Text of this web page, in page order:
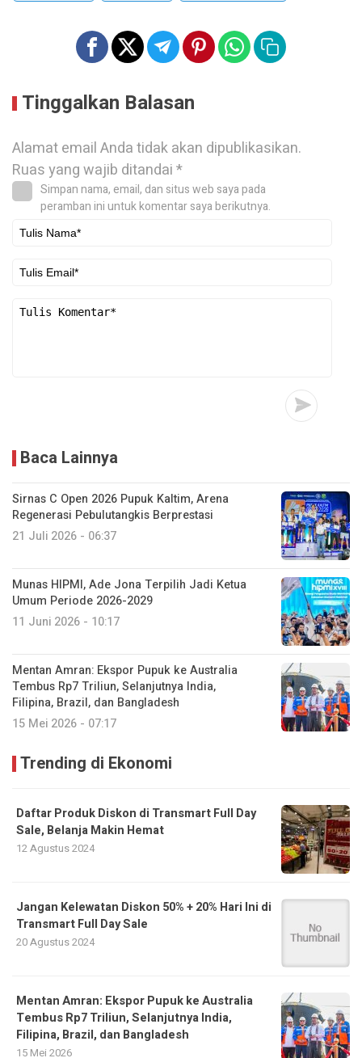
Tinggalkan Balasan
Alamat email Anda tidak akan dipublikasikan.
Ruas yang wajib ditandai*
Simpan nama, email, dan situs web saya pada
peramban ini untuk komentar saya berikutnya.
Baca Lainnya
Sirnas C Open 2026 Pupuk Kaltim, Arena
Regenerasi Pebulutangkis Berprestasi
21 Juli 2026 - 06:37
Munas HIPMI, Ade Jona Terpilih Jadi Ketua
Umum Periode 2026-2029
11 Juni 2026 - 10:17
Mentan Amran: Ekspor Pupuk ke Australia
Tembus Rp7 Triliun, Selanjutnya India,
Filipina, Brazil, dan Bangladesh
15 Mei 2026 - 07:17
Trending di Ekonomi
Daftar Produk Diskon di Transmart Full Day
Sale, Belanja Makin Hemat
12 Agustus 2024
Jangan Kelewatan Diskon 50% + 20% Hari Ini di
Transmart Full Day Sale
20 Agustus 2024
Mentan Amran: Ekspor Pupuk ke Australia
Tembus Rp7 Triliun, Selanjutnya India,
Filipina, Brazil, dan Bangladesh
15 Mei 2026